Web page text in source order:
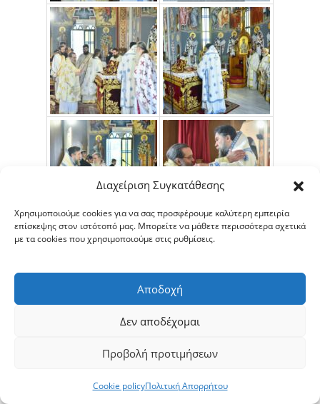
Διαχείριση Συγκατάθεσης
Χρησιμοποιούμε cookies για να σας προσφέρουμε καλύτερη εμπειρία
επίσκεψης στον ιστότοπό μας. Μπορείτε να μάθετε περισσότερα σχετικά
με τα cookies που χρησιμοποιούμε στις ρυθμίσεις.
Αποδοχή
Δεν αποδέχομαι
Προβολή προτιμήσεων
Cookie policyΠολιτική Απορρήτου